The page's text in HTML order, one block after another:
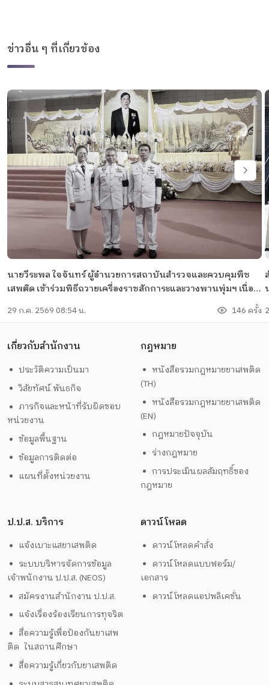
ข่าวอื่น ๆ ที่เกี่ยวข้อง
นายวีระพล ใจจันทร์ ผู้อำนวยการสถาบันสำรวจและควบคุมพืช
เสพติด เข้าร่วมพิธีถวายเครื่องราชสักการะและวางพานพุ่มฯ เนื่อง
29 ก.ค. 2569 08:54 น. 146 ครั้ง
เกี่ยวกับสำนักงาน
ประวัติความเป็นมา
วิสัยทัศน์ พันธกิจ
ภารกิจและหน้าที่รับผิดชอบ
หน่วยงาน
ข้อมูลพื้นฐาน
ข้อมูลการติดต่อ
แผนที่ตั้งหน่วยงาน
กฎหมาย
หนังสือรวมกฎหมายยาเสพติด
(TH)
หนังสือรวมกฎหมายยาเสพติด
(EN)
กฎหมายปัจจุบัน
ร่างกฎหมาย
การประเมินผลสัมฤทธิ์ของ
กฎหมาย
ป.ป.ส. บริการ
แจ้งเบาะแสยาเสพติด
ระบบบริหารจัดการข้อมูล
เจ้าพนักงาน ป.ป.ส. (NEOS)
สมัครงานสำนักงาน ป.ป.ส.
แจ้งเรื่องร้องเรียนการทุจริต
สื่อความรู้เพื่อป้องกันยาเสพ
ติด ในสถานศึกษา
สื่อความรู้เกี่ยวกับยาเสพติด
ดาวน์โหลด
ดาวน์โหลดคำสั่ง
ดาวน์โหลดแบบฟอร์ม/
เอกสาร
ดาวน์โหลดแอปพลิเคชั่น